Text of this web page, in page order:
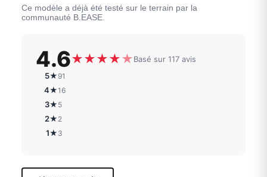
Ce modèle a déjà été testé sur le terrain par la
communauté B.EASE.
4.6★★★★★Basé sur 117 avis
5★ 91
4★16
3★ 5
2★ 2
1★ 3